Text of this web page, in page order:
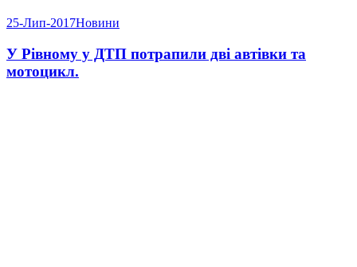
25-Лип-2017Новини
У Рівному у ДТП потрапили дві автівки та
мотоцикл.